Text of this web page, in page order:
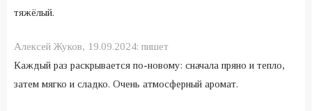
тяжёлый.
Алексей Жуков, 19.09.2024: пишет
Каждый раз раскрывается по-новому: сначала пряно и тепло,
затем мягко и сладко. Очень атмосферный аромат.